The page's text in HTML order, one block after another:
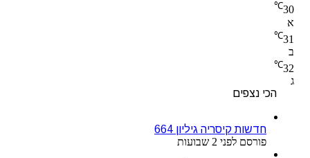
30
℃
א
31
℃
ב
32
℃
ג
הכי נצפים
חדשות קיסריה גיליון 664
פורסם לפני 2 שבועות